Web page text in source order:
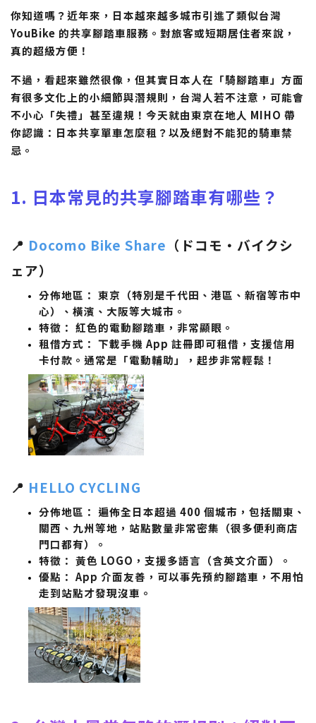
你知道嗎？近年來，日本越來越多城市引進了類似台灣
YouBike 的共享腳踏車服務。對旅客或短期居住者來說，
真的超級方便！
不過，看起來雖然很像，但其實日本人在「騎腳踏車」方面
有很多文化上的小細節與潛規則，台灣人若不注意，可能會
不小心「失禮」甚至違規！今天就由東京在地人 MIHO 帶
你認識：日本共享單車怎麼租？以及絕對不能犯的騎車禁
忌。
1. 日本常見的共享腳踏車有哪些？
📍 Docomo Bike Share （ドコモ・バイクシ
ェア）
分佈地區： 東京（特別是千代田、港區、新宿等市中
心）、橫濱、大阪等大城市。
特徵： 紅色的電動腳踏車，非常顯眼。
租借方式： 下載手機 App 註冊即可租借，支援信用
卡付款。通常是「電動輔助」，起步非常輕鬆！
📍 HELLO CYCLING
分佈地區： 遍佈全日本超過 400 個城市，包括關東、
關西、九州等地，站點數量非常密集（很多便利商店
門口都有）。
特徵： 黃色 LOGO，支援多語言（含英文介面）。
優點： App 介面友善，可以事先預約腳踏車，不用怕
走到站點才發現沒車。